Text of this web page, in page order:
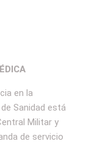
en la
Sanidad está
Militar y
de servicio